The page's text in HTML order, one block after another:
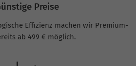
Preise
Effizienz machen wir Premium-
ab 499 € möglich.